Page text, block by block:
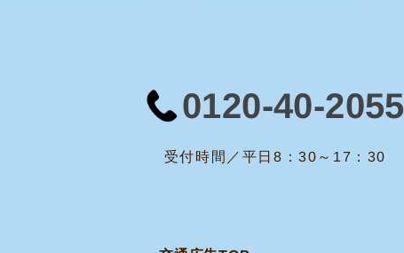
0120-40-2055
受付時間／平日8：30～17：30